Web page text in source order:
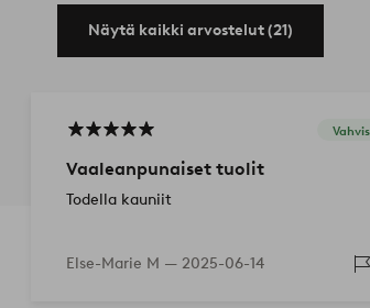
Näytä kaikki arvostelut (21)
Vaaleanpunaiset tuolit
Todella kauniit
Else-Marie M — 2025-06-14